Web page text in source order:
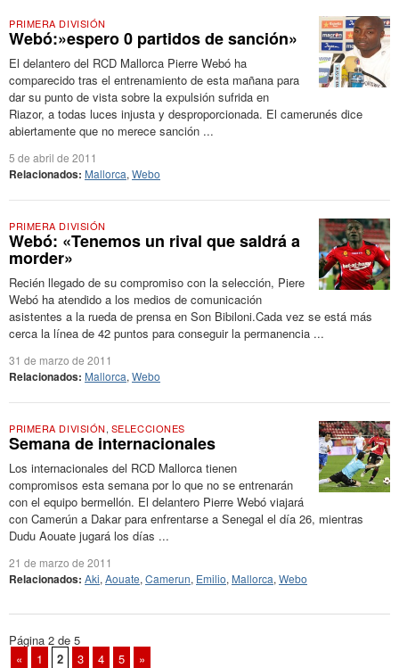
PRIMERA DIVISIÓN
Webó:»espero 0 partidos de sanción»
El delantero del RCD Mallorca Pierre Webó ha
comparecido tras el entrenamiento de esta mañana para
dar su punto de vista sobre la expulsión sufrida en
Riazor, a todas luces injusta y desproporcionada. El camerunés dice
abiertamente que no merece sanción ...
5 de abril de 2011
Relacionados: Mallorca, Webo
PRIMERA DIVISIÓN
Webó: «Tenemos un rival que saldrá a
morder»
Recién llegado de su compromiso con la selección, Piere
Webó ha atendido a los medios de comunicación
asistentes a la rueda de prensa en Son Bibiloni.Cada vez se está más
cerca la línea de 42 puntos para conseguir la permanencia ...
31 de marzo de 2011
Relacionados: Mallorca, Webo
PRIMERA DIVISIÓN, SELECCIONES
Semana de internacionales
Los internacionales del RCD Mallorca tienen
compromisos esta semana por lo que no se entrenarán
con el equipo bermellón. El delantero Pierre Webó viajará
con Camerún a Dakar para enfrentarse a Senegal el día 26, mientras
Dudu Aouate jugará los días ...
21 de marzo de 2011
Relacionados: Aki, Aouate, Camerun, Emilio, Mallorca, Webo
Página 2 de 5
«
1 2 3 4 5 »